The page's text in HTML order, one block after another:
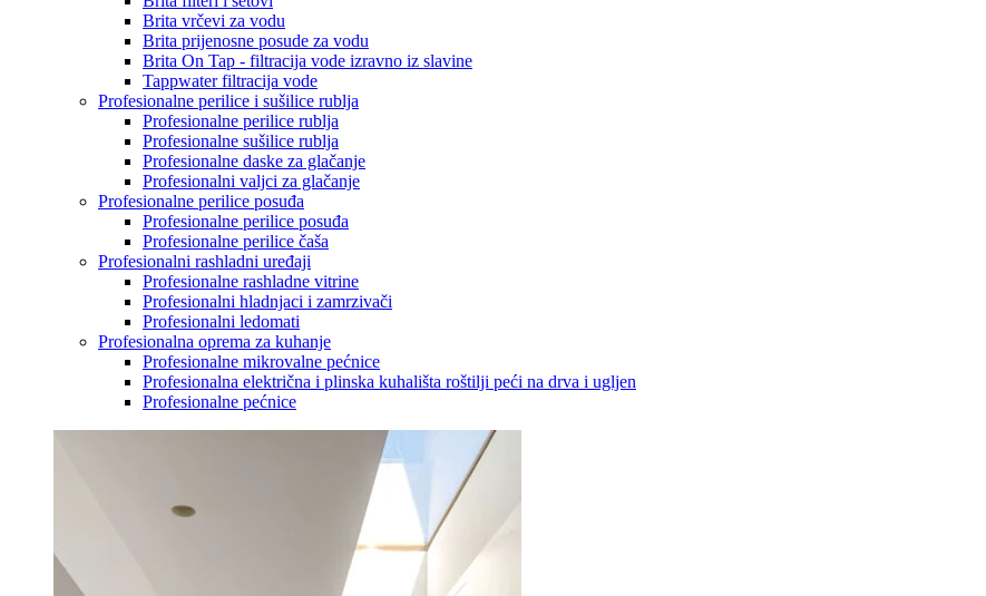
Brita vrčevi za vodu
Brita prijenosne posude za vodu
Brita On Tap - filtracija vode izravno iz slavine
Tappwater filtracija vode
Profesionalne perilice i sušilice rublja
Profesionalne perilice rublja
Profesionalne sušilice rublja
Profesionalne daske za glačanje
Profesionalni valjci za glačanje
Profesionalne perilice posuđa
Profesionalne perilice posuđa
Profesionalne perilice čaša
Profesionalni rashladni uređaji
Profesionalne rashladne vitrine
Profesionalni hladnjaci i zamrzivači
Profesionalni ledomati
Profesionalna oprema za kuhanje
Profesionalne mikrovalne pećnice
Profesionalna električna i plinska kuhališta roštilji peći na drva i ugljen
Profesionalne pećnice